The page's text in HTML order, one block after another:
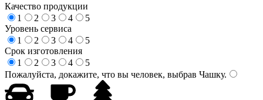
Качество продукции
1
2 3 4
5
Уровень сервиса
1
2 3 4
5
Срок изготовления
1
2 3 4
5
Пожалуйста, докажите, что вы человек, выбрав Чашку.